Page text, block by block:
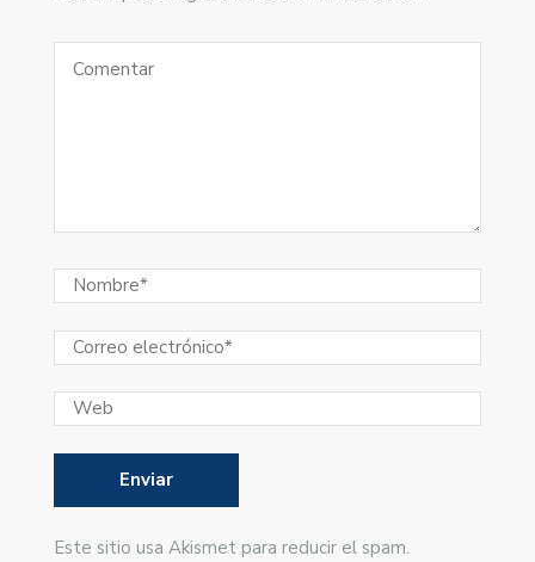
Este sitio usa Akismet para reducir el spam.